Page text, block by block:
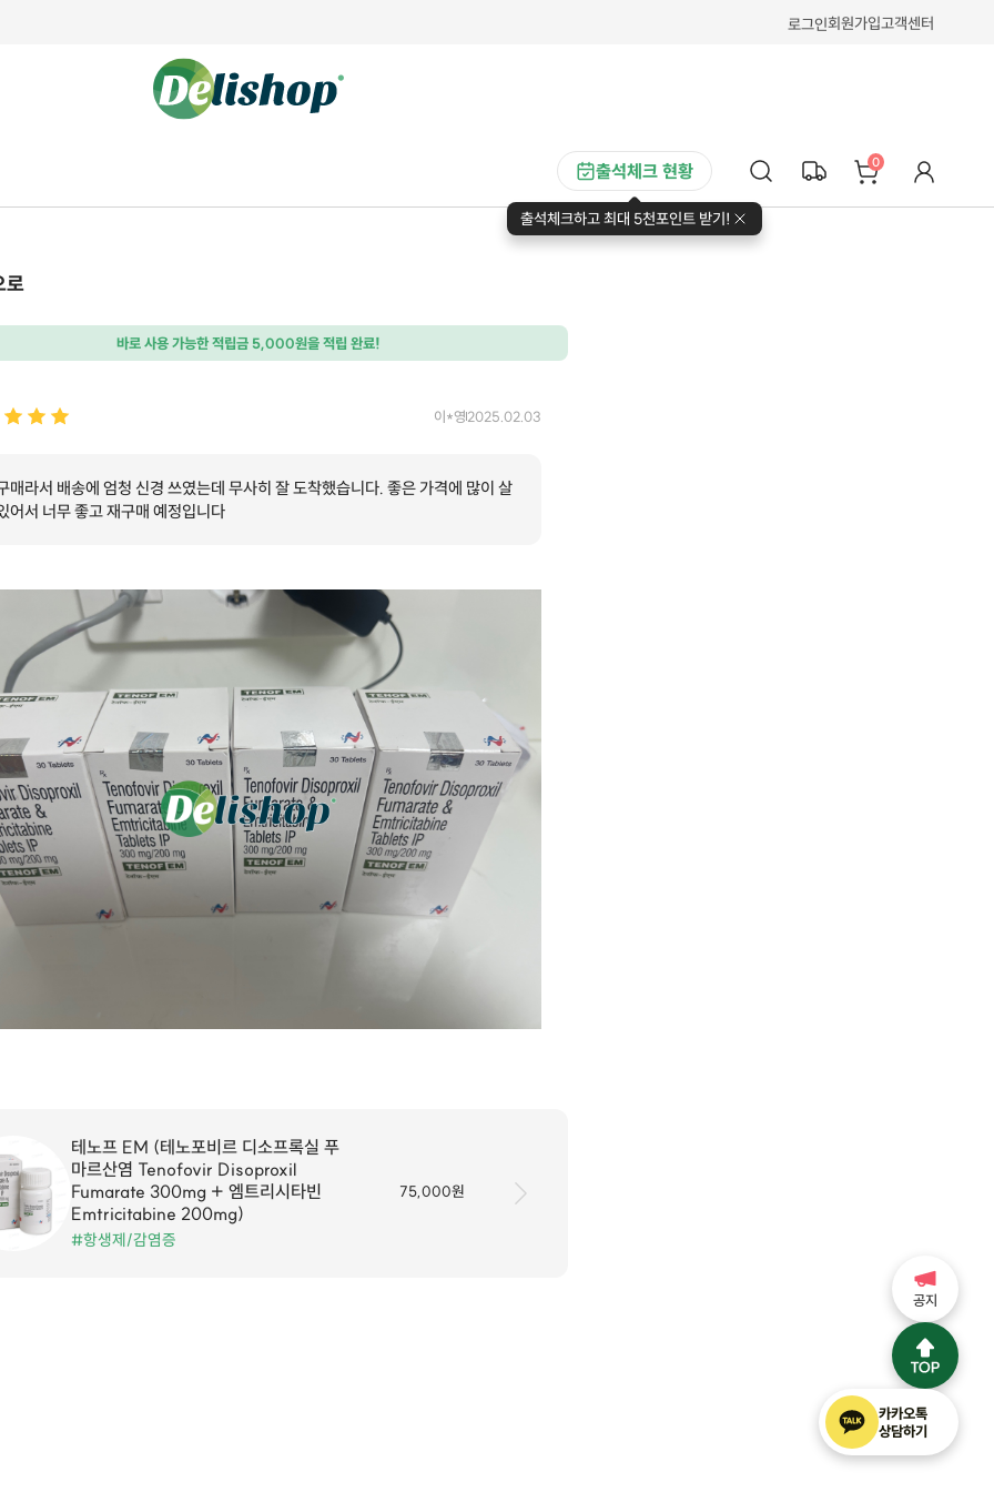
로그인회원가입고객센터
출석체크 현황
출석체크하고 최대 5천포인트 받기!
0
로
바로 사용 가능한 적립금 5,000원을 적립 완료!
이*영2025.02.03
매라서 배송에 엄청 신경 쓰였는데 무사히 잘 도착했습니다. 좋은 가격에 많이 살
어서 너무 좋고 재구매 예정입니다
테노프 EM (테노포비르 디소프록실 푸
마르산염 Tenofovir Disoproxil
Fumarate 300mg + 엠트리시타빈
Emtricitabine 200mg)
#항생제/감염증
75,000원
공지
카카오톡
상담하기